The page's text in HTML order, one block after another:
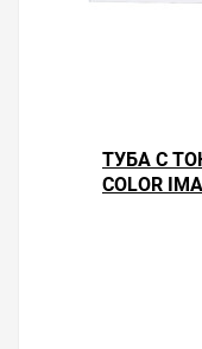
ТУБА С
COLOR